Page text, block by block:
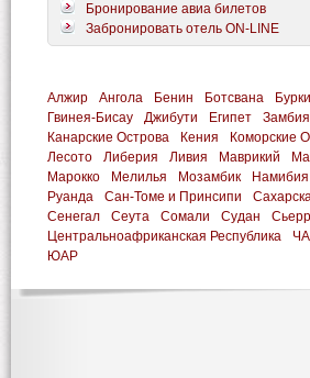
Бронирование авиа билетов
Забронировать отель ON-LINE
Алжир Ангола Бенин Ботсвана
Гвинея-Бисау
Джибути Египет Замбия
Канарские Острова
Кения Коморские
Лесото
Либерия Ливия Маврикий
Марокко
Мелилья Мозамбик Намибия
Руанда
Сан-Томе и Принсипи
Сенегал
Сеута Сомали Судан
Центральноафриканская Республика
ЮАР